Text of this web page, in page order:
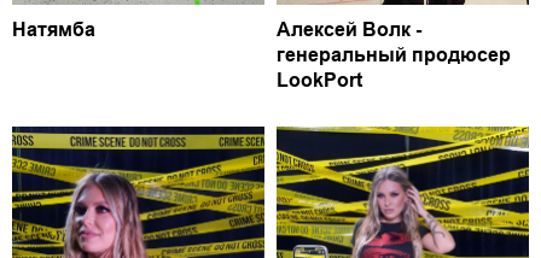
Натямба
Алексей Волк -
генеральный продюсер
LookPort